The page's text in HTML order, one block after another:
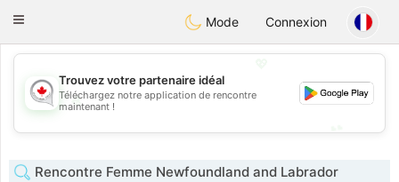
CANADIAN chat
Toggle
Mode Connexion
💖
💕
Trouvez votre partenaire idéal
Téléchargez notre application de rencontre
maintenant !
Rencontre Femme Newfoundland and Labrador